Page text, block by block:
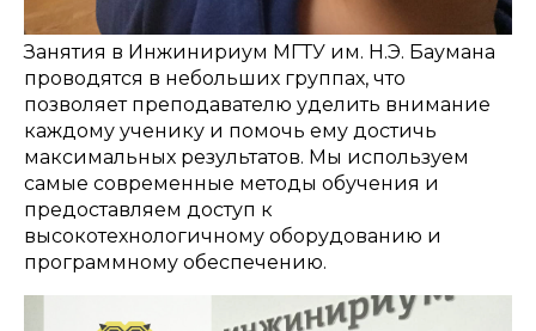
Занятия в Инжинириум МГТУ им. Н.Э. Баумана
проводятся в небольших группах, что
позволяет преподавателю уделить внимание
каждому ученику и помочь ему достичь
максимальных результатов. Мы используем
самые современные методы обучения и
предоставляем доступ к
высокотехнологичному оборудованию и
программному обеспечению.